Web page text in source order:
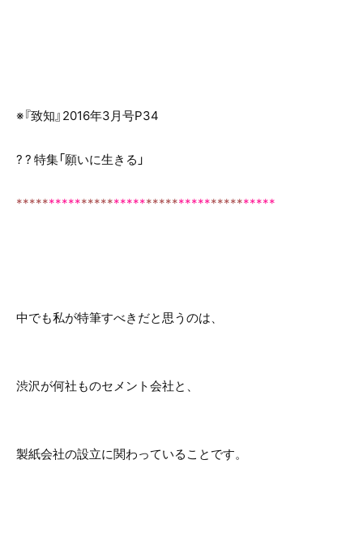
※『致知』2016年3月号P34
? ? 特集「願いに生きる」
****************************************
中でも私が特筆すべきだと思うのは、
渋沢が何社ものセメント会社と、
製紙会社の設立に関わっていることです。